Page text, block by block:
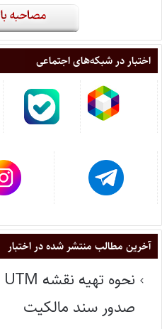
اختبار در شبکه‌های اجتماعی
آخرین مطالب منتشر شده در اختبار
صدور سند مالکیت